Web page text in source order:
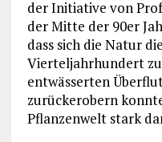
der Initiative von
der Mitte der 90er
dass sich die Natur
Vierteljahrhundert
entwässerten
zurückerobern
Pflanzenwelt stark